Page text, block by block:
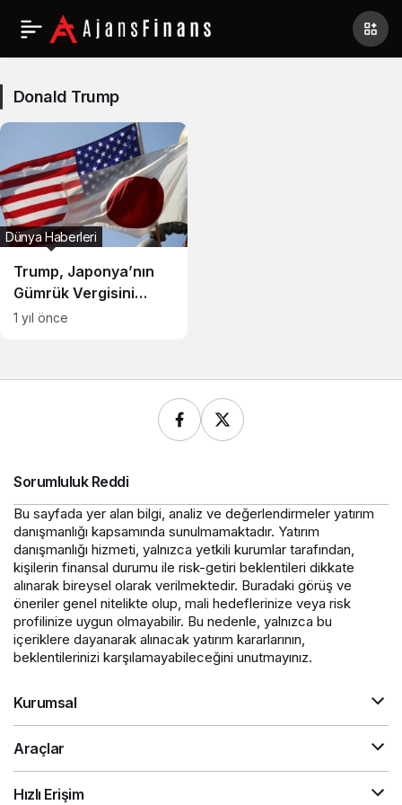
Donald
Trump
Haberleri
Donald Trump
Trump, Japonya’nın
Gümrük Vergisini
Yüzde 15 Olarak
Dünya Haberleri
1 yıl önce
Sorumluluk Reddi
Bu sayfada yer alan bilgi, analiz ve değerlendirmeler yatırım
danışmanlığı kapsamında sunulmamaktadır. Yatırım
danışmanlığı hizmeti, yalnızca yetkili kurumlar tarafından,
kişilerin finansal durumu ile risk-getiri beklentileri dikkate
alınarak bireysel olarak verilmektedir. Buradaki görüş ve
öneriler genel nitelikte olup, mali hedeflerinize veya risk
profilinize uygun olmayabilir. Bu nedenle, yalnızca bu
içeriklere dayanarak alınacak yatırım kararlarının,
beklentilerinizi karşılamayabileceğini unutmayınız.
Kurumsal
Araçlar
Hızlı Erişim